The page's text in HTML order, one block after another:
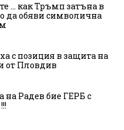
… как Тръмп затъна в
да обяви символична
с позиция в защита на
от Пловдив
на Радев бие ГЕРБ с